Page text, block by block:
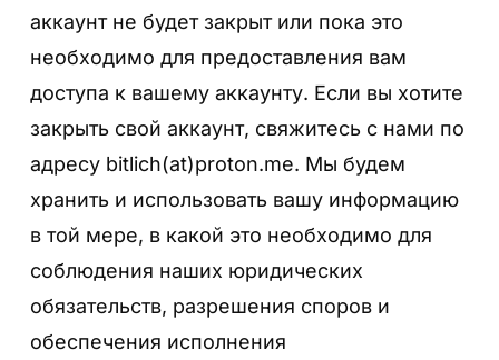
аккаунт не будет закрыт или пока это
необходимо для предоставления вам
доступа к вашему аккаунту. Если вы хотите
закрыть свой аккаунт, свяжитесь с нами по
адресу bitlich(at)proton.me. Мы будем
хранить и использовать вашу информацию
в той мере, в какой это необходимо для
соблюдения наших юридических
обязательств, разрешения споров и
обеспечения исполнения